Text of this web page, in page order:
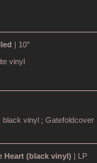
| 10"
vinyl
black vinyl ; Gatefoldcover
Heart (black vinyl) | LP